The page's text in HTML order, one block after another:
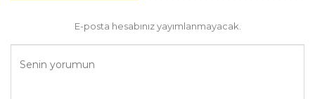
E-posta hesabınız yayımlanmayacak.